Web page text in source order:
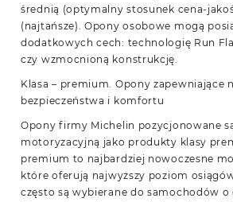
średnią (optymalny stosunek cena-
(najtańsze). Opony osobowe mogą
dodatkowych cech: technologię Run
czy wzmocnioną konstrukcję.
Klasa – premium. Opony zapewniające
bezpieczeństwa i komfortu
Opony firmy Michelin pozycjonowane
motoryzacyjną jako produkty klasy
premium to najbardziej nowoczesne
które oferują najwyższy poziom
często są wybierane do samochodów o